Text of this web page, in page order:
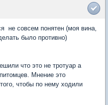
не совсем понятен (моя вина,
было противно)
что это не тротуар а
Мнение это
чтобы по нему ходили